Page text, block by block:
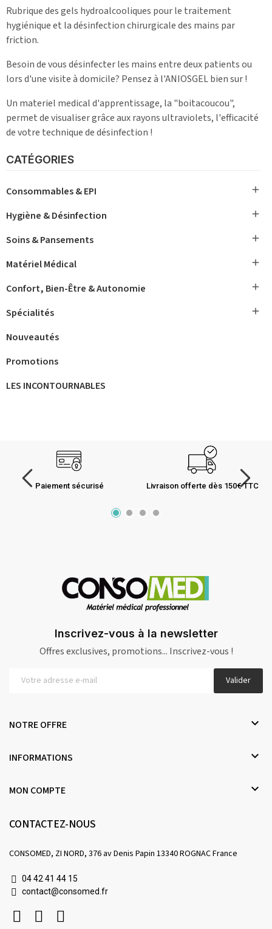
CATÉGORIES
Consommables & EPI 
Hygiène & Désinfection 
Soins & Pansements 
Matériel Médical 
Confort, Bien-Être & Autonomie 
Spécialités 
Nouveautés
Promotions
LES INCONTOURNABLES
Rubrique des gels hydroalcooliques pour le traitement
hygiénique et la désinfection chirurgicale des mains par
friction.
Besoin de vous désinfecter les mains entre deux patients ou
lors d'une visite à domicile? Pensez à l'ANIOSGEL bien sur !
Un materiel medical d'apprentissage, la "boitacoucou",
permet de visualiser grâce aux rayons ultraviolets, l'efficacité
de votre technique de désinfection !
Paiement sécurisé Livraison offerte dès 150€ TTC
Inscrivez-vous à la newsletter
Offres exclusives, promotions... Inscrivez-vous !
Valider
NOTRE OFFRE 
INFORMATIONS 
MON COMPTE 
CONTACTEZ-NOUS
CONSOMED, ZI NORD, 376 av Denis Papin 13340 ROGNAC France
04 42 41 44 15
contact@consomed.fr